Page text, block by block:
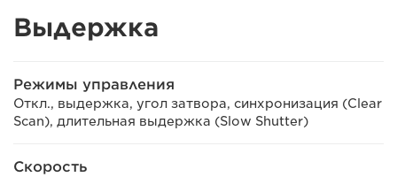
Выдержка
Режимы управления
Откл., выдержка, угол затвора, синхронизация (Clear
Scan), длительная выдержка (Slow Shutter)
Скорость